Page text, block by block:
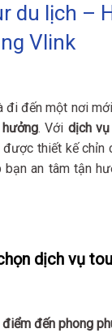
du lịch –
Vlink
đi đến một nơi
. Với dịch
thiết kế chỉn
an tâm tận
dịch vụ
đến phong